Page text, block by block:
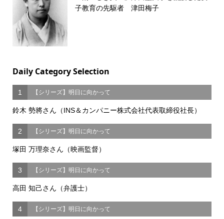
子教育の先駆者 津田梅子
Daily Category Selection
1 【シリーズ】明日に向かって
鈴木 勢將さん（INS＆カンパニー株式会社代表取締役社長）
2 【シリーズ】明日に向かって
塚田 万理奈さん（映画監督）
3 【シリーズ】明日に向かって
高田 知己さん（弁護士）
4 【シリーズ】明日に向かって